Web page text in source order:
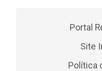
Portal
Site
Política